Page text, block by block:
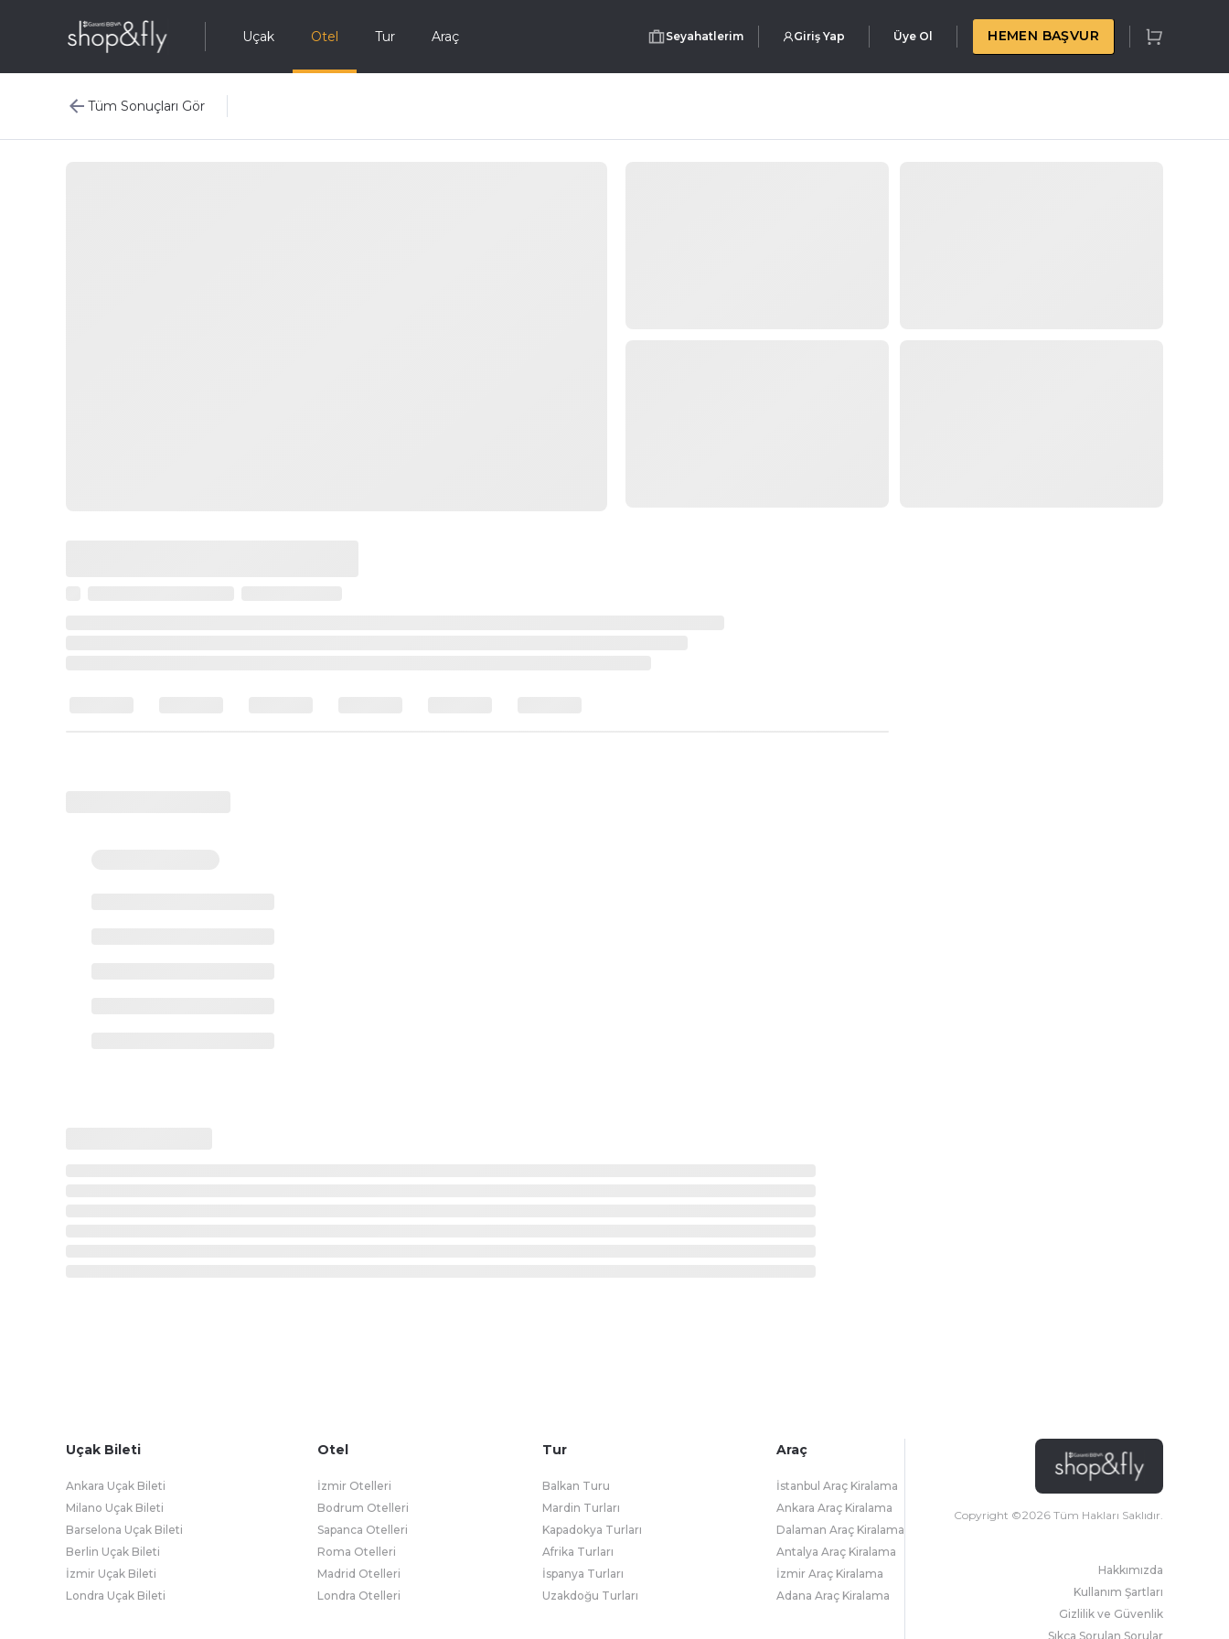
Uçak Otel Tur Araç Seyahatlerim Giriş Yap Üye Ol HEMEN BAŞVUR
Tüm Sonuçları Gör
Uçak Bileti
Ankara Uçak Bileti
Milano Uçak Bileti
Barselona Uçak Bileti
Berlin Uçak Bileti
İzmir Uçak Bileti
Londra Uçak Bileti
Otel
İzmir Otelleri
Bodrum Otelleri
Sapanca Otelleri
Roma Otelleri
Madrid Otelleri
Londra Otelleri
Tur
Balkan Turu
Mardin Turları
Kapadokya Turları
Afrika Turları
İspanya Turları
Uzakdoğu Turları
Araç
İstanbul Araç Kiralama
Ankara Araç Kiralama
Dalaman Araç Kiralama
Antalya Araç Kiralama
İzmir Araç Kiralama
Adana Araç Kiralama
Copyright ©2026 Tüm Hakları Saklıdır.
Hakkımızda
Kullanım Şartları
Gizlilik ve Güvenlik
Sıkça Sorulan Sorular